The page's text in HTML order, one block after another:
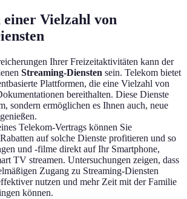
einer Vielzahl von
Ihrer Freizeitaktivitäten kann der
Streaming-Diensten sein. Telekom bietet
Plattformen, die eine Vielzahl von
bereithalten. Diese Dienste
sondern ermöglichen es Ihnen auch, neue
Telekom-Vertrags können Sie
auf solche Dienste profitieren und so
und -filme direkt auf Ihr Smartphone,
TV streamen. Untersuchungen zeigen, dass
Zugang zu Streaming-Diensten
nutzen und mehr Zeit mit der Familie
können.